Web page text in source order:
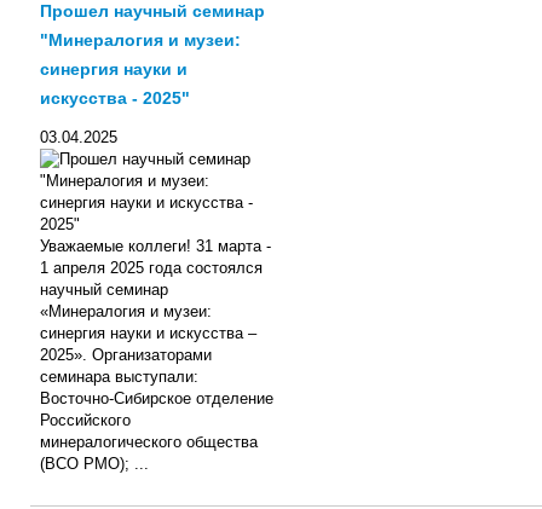
Прошел научный семинар
"Минералогия и музеи:
синергия науки и
искусства - 2025"
03.04.2025
Уважаемые коллеги! 31 марта -
1 апреля 2025 года состоялся
научный семинар
«Минералогия и музеи:
синергия науки и искусства –
2025». Организаторами
семинара выступали:
Восточно-Сибирское отделение
Российского
минералогического общества
(ВСО РМО); ...